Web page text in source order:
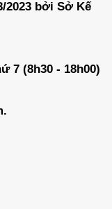
2023 bởi Sở Kế
7 (8h30 - 18h00)
.